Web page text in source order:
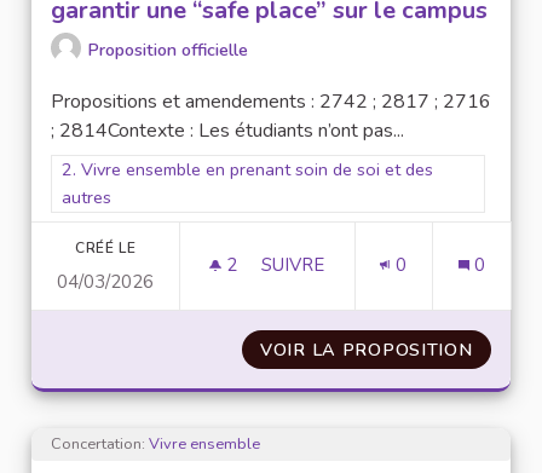
garantir une “safe place” sur le campus
Proposition officielle
Propositions et amendements : 2742 ; 2817 ; 2716
; 2814Contexte : Les étudiants n’ont pas...
Filtrer les résultats pour le secteur : 2. Vivre ensemble en
2. Vivre ensemble en prenant soin de soi et des
autres
CRÉÉ LE
04/03/2026
2 2 ABONNÉS
SUIVRE 0 0
VOIR LA PROPOSITION N°13
Concertation: Vivre ensemble